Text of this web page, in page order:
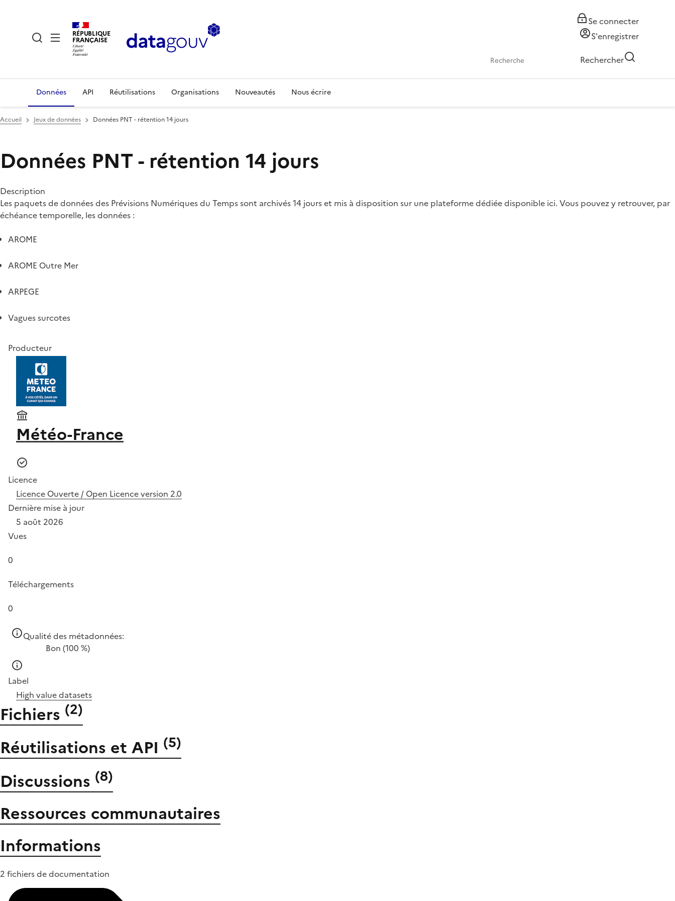
RÉPUBLIQUE
FRANÇAISE
Se connecter
S'enregistrer
Rechercher
Données API Réutilisations Organisations Nouveautés Nous écrire
Accueil Jeux de données Données PNT - rétention 14 jours
Données PNT - rétention 14 jours
Description
Les paquets de données des Prévisions Numériques du Temps sont archivés 14 jours et mis à disposition sur une plateforme dédiée disponible ici. Vous pouvez y retrouver, par
échéance temporelle, les données :
AROME
AROME Outre Mer
ARPEGE
Vagues surcotes
Producteur
Météo-France
Licence
Licence Ouverte / Open Licence version 2.0
Dernière mise à jour
5 août 2026
Vues
0
Téléchargements
0
Qualité des métadonnées:
Bon (100 %)
Label
High value datasets
Fichiers (2)
Réutilisations et API (5)
Discussions (8)
Ressources communautaires
Informations
2 fichiers de documentation